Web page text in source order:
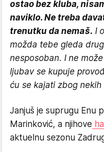
ostao bez kluba,
naviklo. Ne treba
trenutku da nemaš. I
možda tebe gleda
nesposoban. I ne
ljubav se kupuje
ću se kajati zbog nekih
Janjuš je suprugu Enu
Marinković, a njihove
aktuelnu sezonu